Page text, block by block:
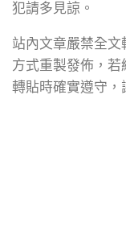
犯請多見諒。
站內文章嚴禁全
方式重製發佈，
轉貼時確實遵守，